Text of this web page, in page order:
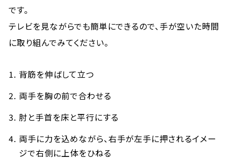
です。
テレビを見ながらでも簡単にできるので、手が空いた時間
に取り組んでみてください。
背筋を伸ばして立つ
両手を胸の前で合わせる
肘と手首を床と平行にする
両手に力を込めながら、右手が左手に押されるイメー
ジで右側に上体をひねる